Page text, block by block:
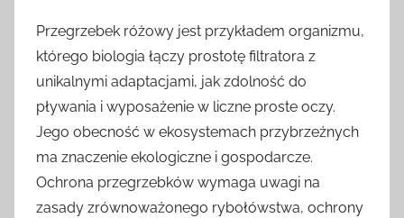
Przegrzebek różowy jest przykładem organizmu,
którego biologia łączy prostotę filtratora z
unikalnymi adaptacjami, jak zdolność do
pływania i wyposażenie w liczne proste oczy.
Jego obecność w ekosystemach przybrzeżnych
ma znaczenie ekologiczne i gospodarcze.
Ochrona przegrzebków wymaga uwagi na
zasady zrównoważonego rybołówstwa, ochrony